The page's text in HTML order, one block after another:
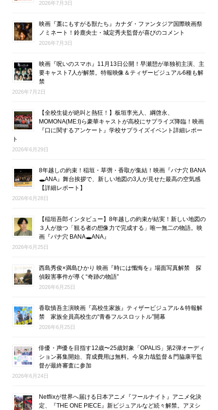
2026年7月3日
映画『藁にもすがる獣たち』カナダ・ファンタジア国際映画祭
ノミネート！鈴鹿央士・城定秀夫監督が喜びのコメント
2026年7月3日
映画『呪いのスマホ』11月13日公開！早瀬憩が単独初主演、主
要キャスト7人が解禁。特報映像＆ティザービジュアル6種も解
禁
2026年7月2日
【全校生徒が絶叫と熱狂！】板垣李光人、綱啓永、
MOMONA(ME:I)ら豪華キャストが高校にサプライズ降臨！映画
『口に関するアンケート』学校サプライズイベント詳細レポー
ト
2026年6月29日
8年越しの約束！稲垣・草彅・香取が集結！映画『バナ穴 BANA
🕳ANA』舞台挨拶で、新しい地図の3人が見せた最高の空気感
【詳細レポート】
2026年6月28日
【稲垣吾郎インタビュー】8年越しの約束が結実！新しい地図の
３人が放つ「観る者の想像力で完成する」唯一無二の物語。映
画『バナ穴 BANA🕳ANA』
2026年6月25日
西島秀俊×満島ひかり 映画『時には懺悔を』場面写真解禁 探
偵殺害事件が導く“奇跡の物語”
2026年6月25日
香取慎吾主演映画『高校生家族』ティザービジュアル＆特報解
禁 家族全員高校生の“青春フルスロットル”開幕
2026年6月25日
俳優・声優を目指す12歳〜25歳対象「OPALIS」第2弾オーディ
ション募集開始、育成費用は無料。今泉力哉監督＆門脇康平監
督が最終審査に参加
2026年6月24日
Netflixが世界へ届ける日本アニメ『フールナイト』アニメ化決
定、『THE ONE PIECE』新ビジュアルなど続々解禁。アヌシ